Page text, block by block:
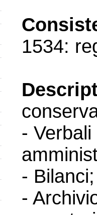
1534:
-
- Bilanci;
-